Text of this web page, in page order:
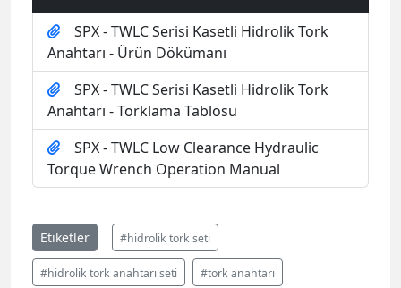
SPX - TWLC Serisi Kasetli Hidrolik Tork
Anahtarı - Ürün Dökümanı
SPX - TWLC Serisi Kasetli Hidrolik Tork
Anahtarı - Torklama Tablosu
SPX - TWLC Low Clearance Hydraulic
Torque Wrench Operation Manual
Etiketler #hidrolik tork seti
#hidrolik tork anahtarı seti #tork anahtarı